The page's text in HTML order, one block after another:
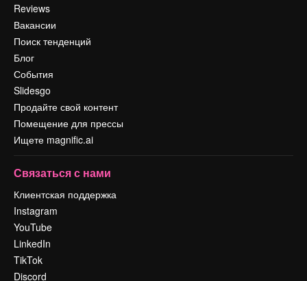
Reviews
Вакансии
Поиск тенденций
Блог
События
Slidesgo
Продайте свой контент
Помещение для прессы
Ищете magnific.ai
Связаться с нами
Клиентская поддержка
Instagram
YouTube
LinkedIn
TikTok
Discord